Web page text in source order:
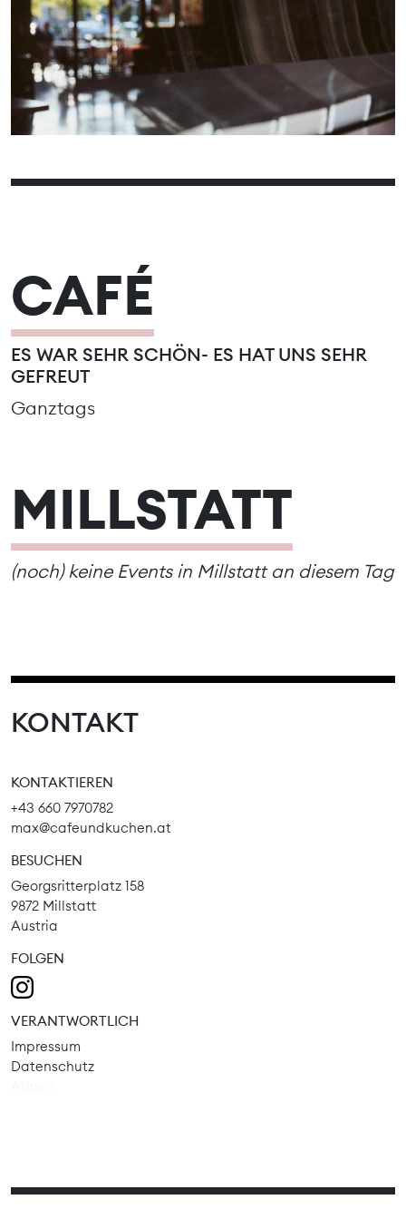
13
14 15 16 17 18
19
20
21 22 23 24 25
26
27
28 29 30 31
CAFÉ
ES WAR SEHR SCHÖN- ES HAT UNS SEHR
GEFREUT
Ganztags
MILLSTATT
(noch) keine Events in Millstatt an diesem Tag
KONTAKT
KONTAKTIEREN
+43 660 7970782
max@cafeundkuchen.at
BESUCHEN
Georgsritterplatz 158
9872 Millstatt
Austria
FOLGEN
VERANTWORTLICH
Impressum
Datenschutz